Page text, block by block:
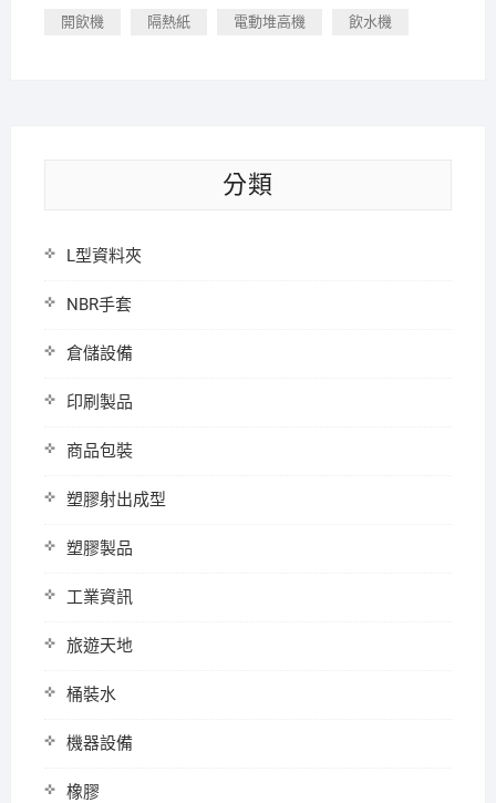
開飲機 隔熱紙 電動堆高機 飲水機
分類
L型資料夾
NBR手套
倉儲設備
印刷製品
商品包裝
塑膠射出成型
塑膠製品
工業資訊
旅遊天地
桶裝水
機器設備
橡膠